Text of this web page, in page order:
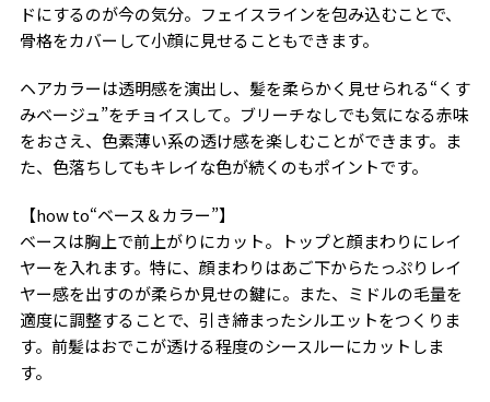
ドにするのが今の気分。フェイスラインを包み込むことで、
骨格をカバーして小顔に見せることもできます。
ヘアカラーは透明感を演出し、髪を柔らかく見せられる“くす
みベージュ”をチョイスして。ブリーチなしでも気になる赤味
をおさえ、色素薄い系の透け感を楽しむことができます。ま
た、色落ちしてもキレイな色が続くのもポイントです。
【how to“ベース＆カラー”】
ベースは胸上で前上がりにカット。トップと顔まわりにレイ
ヤーを入れます。特に、顔まわりはあご下からたっぷりレイ
ヤー感を出すのが柔らか見せの鍵に。また、ミドルの毛量を
適度に調整することで、引き締まったシルエットをつくりま
す。前髪はおでこが透ける程度のシースルーにカットしま
す。